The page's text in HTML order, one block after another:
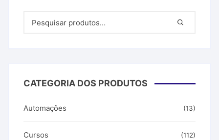
CATEGORIA DOS PRODUTOS
Automações (13)
Cursos (112)